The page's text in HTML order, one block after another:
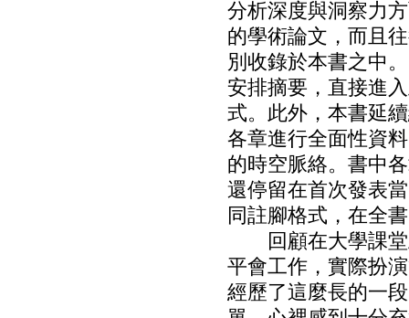
分析深度與洞察力
的學術論文，而且
別收錄於本書之中
安排摘要，直接進
式。此外，本書延
各章進行全面性資
的時空脈絡。書中
還停留在首次發表
同註腳格式，在全
回顧在大學課堂
平會工作，實際扮
經歷了這麼長的一